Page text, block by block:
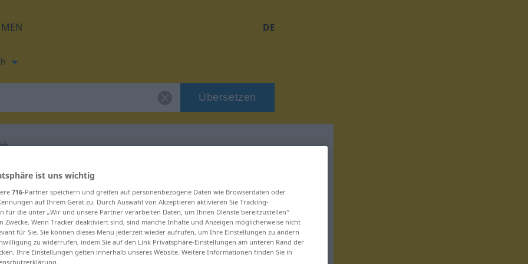
DE
Übersetzen
für "informatik"
ist uns wichtig
716-Partner speichern und greifen auf personenbezogene Daten wie Browserdaten oder
auf Ihrem Gerät zu. Durch Auswahl von Akzeptieren aktivieren Sie Tracking-
für die unter „Wir und unsere Partner verarbeiten Daten, um Ihnen Dienste bereitzustellen“
Zwecke. Wenn Tracker deaktiviert sind, sind manche Inhalte und Anzeigen möglicherweise nicht
für Sie. Sie können dieses Menü jederzeit wieder aufrufen, um Ihre Einstellungen zu ändern
zu widerrufen, indem Sie auf den Link Privatsphäre-Einstellungen am unteren Rand der
Ihre Einstellungen gelten innerhalb unseres Website. Weitere Informationen finden Sie in